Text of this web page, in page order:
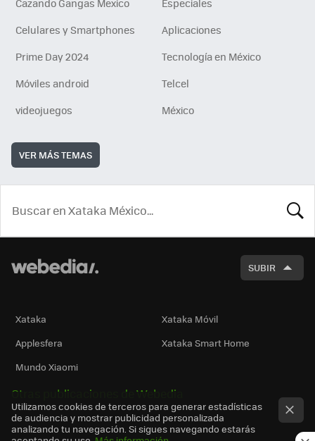
Celulares y Smartphones
Aplicaciones
Prime Day 2024
Tecnología en México
Móviles android
Telcel
videojuegos
México
VER MÁS TEMAS
SUBIR
Xataka
Xataka Móvil
Applesfera
Xataka Smart Home
Mundo Xiaomi
Otras publicaciones de Webedia
Utilizamos cookies de terceros para generar estadísticas
de audiencia y mostrar publicidad personalizada
analizando tu navegación. Si sigues navegando estarás